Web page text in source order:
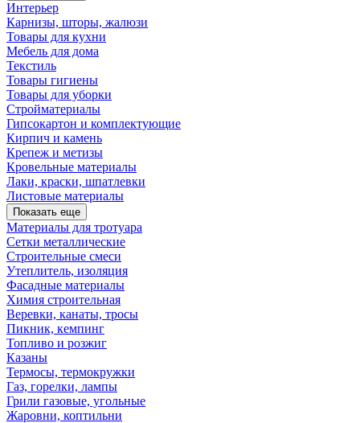
Интерьер
Карнизы, шторы, жалюзи
Товары для кухни
Мебель для дома
Текстиль
Товары гигиены
Товары для уборки
Стройматериалы
Гипсокартон и комплектующие
Кирпич и камень
Крепеж и метизы
Кровельные материалы
Лаки, краски, шпатлевки
Листовые материалы
Показать еще
Материалы для тротуара
Сетки металлические
Строительные смеси
Утеплитель, изоляция
Фасадные материалы
Химия строительная
Веревки, канаты, тросы
Пикник, кемпинг
Топливо и розжиг
Казаны
Термосы, термокружки
Газ, горелки, лампы
Грили газовые, угольные
Жаровни, коптильни